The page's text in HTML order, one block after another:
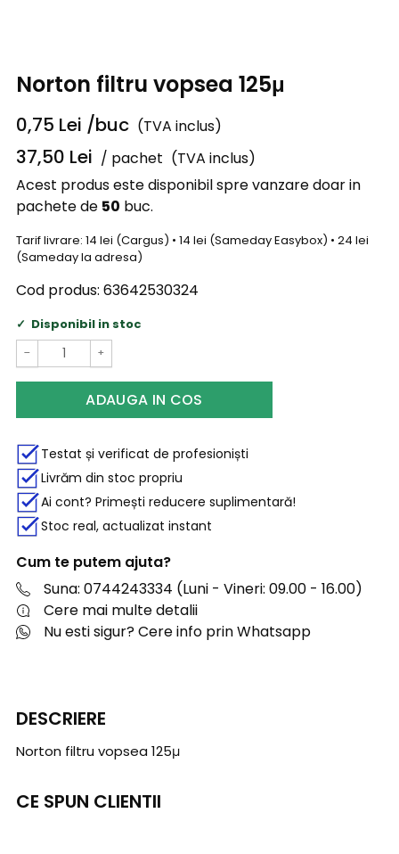
Norton filtru vopsea 125μ
0,75 Lei /buc (TVA inclus)
37,50 Lei / pachet (TVA inclus)
Acest produs este disponibil spre vanzare doar in
pachete de 50 buc.
Tarif livrare: 14 lei (Cargus) • 14 lei (Sameday Easybox) • 24 lei
(Sameday la adresa)
Cod produs: 63642530324
Disponibil in stoc
− +
ADAUGA IN COS
Testat și verificat de profesioniști
Livrăm din stoc propriu
Ai cont? Primești reducere suplimentară!
Stoc real, actualizat instant
Cum te putem ajuta?
Suna: 0744243334 (Luni - Vineri: 09.00 - 16.00)
Cere mai multe detalii
Nu esti sigur? Cere info prin Whatsapp
DESCRIERE
Norton filtru vopsea 125μ
CE SPUN CLIENTII